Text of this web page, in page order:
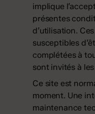
implique
présentes
d’utilisation.
susceptibles
complétées à
sont invités à
Ce site est
moment. Une
maintenance